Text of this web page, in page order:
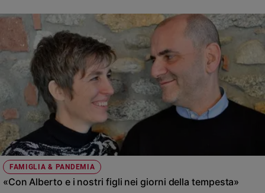
Santi
Devozione
fede
Parola
giorno
Società
e
valori
FAMIGLIA & PANDEMIA
«Con Alberto e i nostri figli nei giorni della tempesta»